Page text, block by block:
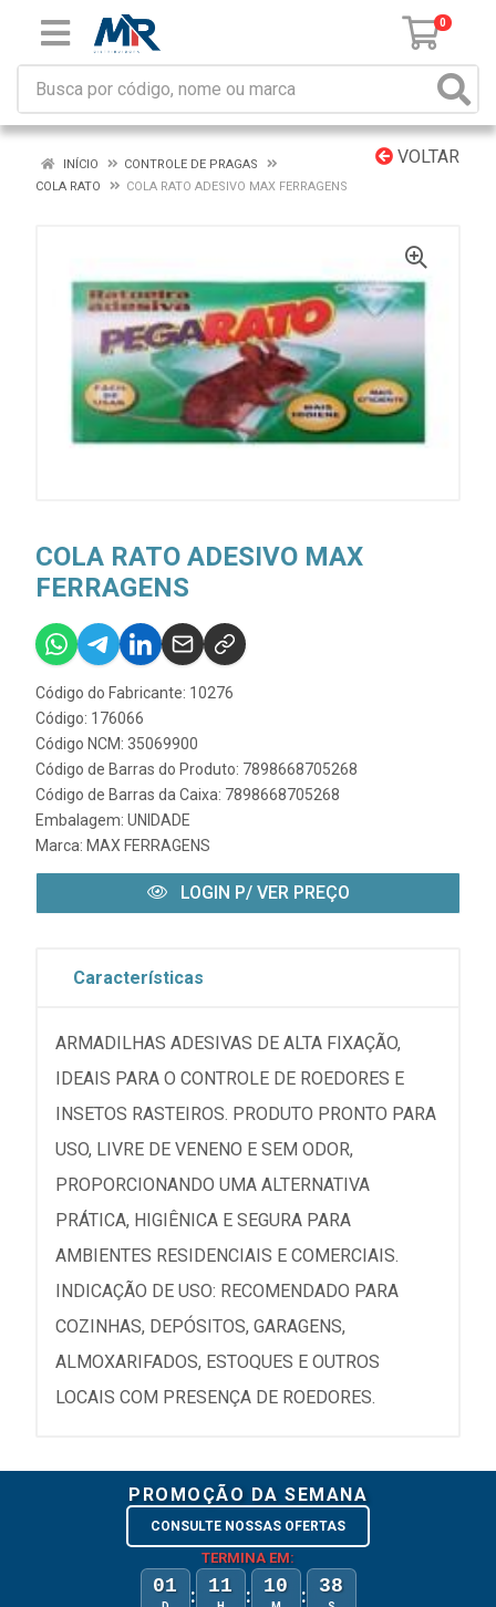
0
VOLTAR
INÍCIO
CONTROLE DE PRAGAS
COLA RATO
COLA RATO ADESIVO MAX FERRAGENS
COLA RATO ADESIVO MAX
FERRAGENS
Código do Fabricante: 10276
Código: 176066
Código NCM: 35069900
Código de Barras do Produto: 7898668705268
Código de Barras da Caixa: 7898668705268
Embalagem: UNIDADE
Marca: MAX FERRAGENS
LOGIN P/ VER PREÇO
Características
ARMADILHAS ADESIVAS DE ALTA FIXAÇÃO,
IDEAIS PARA O CONTROLE DE ROEDORES E
INSETOS RASTEIROS. PRODUTO PRONTO PARA
USO, LIVRE DE VENENO E SEM ODOR,
PROPORCIONANDO UMA ALTERNATIVA
PRÁTICA, HIGIÊNICA E SEGURA PARA
AMBIENTES RESIDENCIAIS E COMERCIAIS.
INDICAÇÃO DE USO: RECOMENDADO PARA
COZINHAS, DEPÓSITOS, GARAGENS,
ALMOXARIFADOS, ESTOQUES E OUTROS
LOCAIS COM PRESENÇA DE ROEDORES.
PROMOÇÃO DA SEMANA
CONSULTE NOSSAS OFERTAS
TERMINA EM:
01 : 11 : 10 : 38